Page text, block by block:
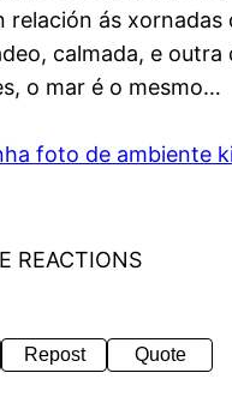
ás
calmada, e
o mar é o mesmo…
foto de ambiente
REACTIONS
Repost Quote